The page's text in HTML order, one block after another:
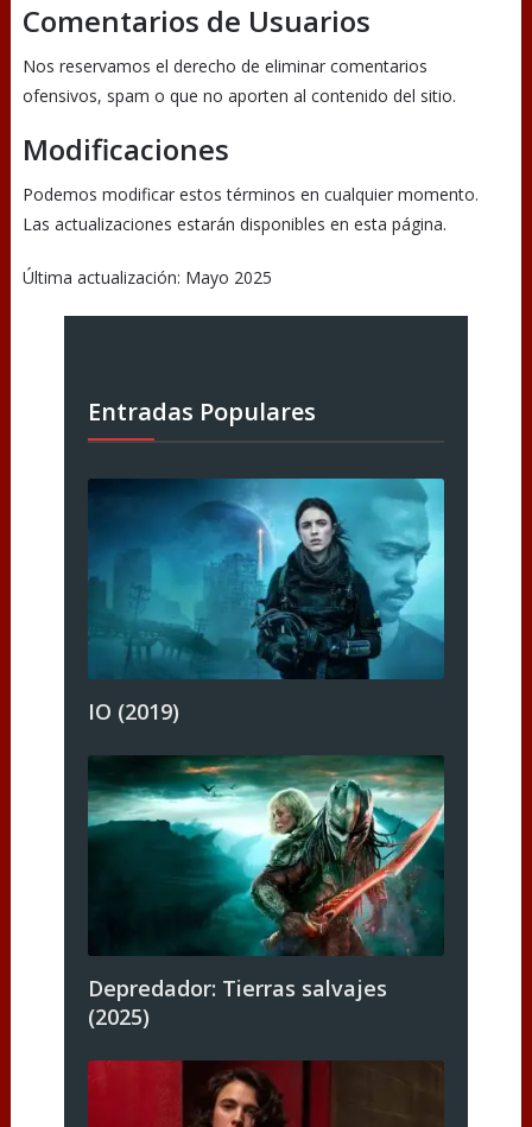
Comentarios de Usuarios
Nos reservamos el derecho de eliminar comentarios
ofensivos, spam o que no aporten al contenido del sitio.
Modificaciones
Podemos modificar estos términos en cualquier momento.
Las actualizaciones estarán disponibles en esta página.
Última actualización: Mayo 2025
Entradas Populares
IO (2019)
Depredador: Tierras salvajes
(2025)